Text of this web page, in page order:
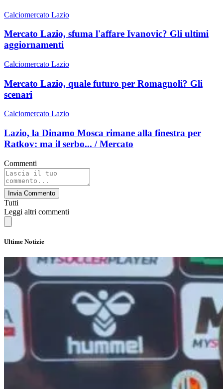
Calciomercato Lazio
Mercato Lazio, sfuma l'affare Ivanovic? Gli ultimi
aggiornamenti
Calciomercato Lazio
Mercato Lazio, quale futuro per Romagnoli? Gli
scenari
Calciomercato Lazio
Lazio, la Dinamo Mosca rimane alla finestra per
Ratkov: ma il serbo... / Mercato
Commenti
Invia Commento
Tutti
Leggi altri commenti
Ultime Notizie